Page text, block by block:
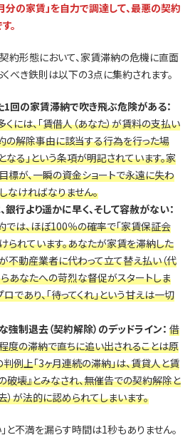
分の家賃」を自力で調達して、最悪の契約
。
約形態において、家賃滞納の危機に直面
べき鉄則は以下の3点に集約されます。
1回の家賃滞納で吹き飛ぶ危険がある：
には、「賃借人（あなた）が賃料の支払い
の解除事由に該当する行為を行った場
る」という条項が明記されています。家
標が、一瞬の資金ショートで永遠に失わ
なければなりません。
行より遥かに早く、そして容赦がない：
では、ほぼ100％の確率で「家賃保証会
られています。あなたが家賃を滞納した
不動産業者に代わって立て替え払い（代
らあなたへの苛烈な督促がスタートしま
であり、「待ってくれ」という甘えは一切
強制退去（契約解除）のデッドライン： 借
度の滞納で直ちに追い出されることは原
例上「3ヶ月連続の滞納」は、賃貸人と賃
破壊』とみなされ、無催告での契約解除と
が法的に認められてしまいます。
と不満を漏らす時間は1秒もありません。